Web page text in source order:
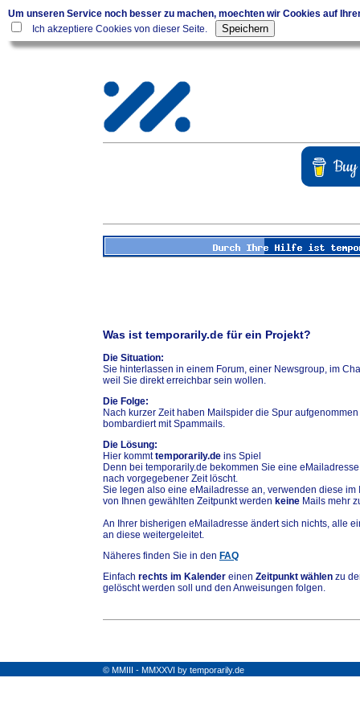
Um unseren Service noch besser zu machen, moechten wir Cookies auf
Ich akzeptiere Cookies von dieser Seite.
Was ist temporarily.de für ein Projekt?
Die Situation:
Sie hinterlassen in einem Forum, einer Newsgroup, im
weil Sie direkt erreichbar sein wollen.
Die Folge:
Nach kurzer Zeit haben Mailspider die Spur
bombardiert mit Spammails.
Die Lösung:
Hier kommttemporarily.de ins Spiel
Denn bei temporarily.de bekommen Sie eine
nach vorgegebener Zeit löscht.
Sie legen also eine eMailadresse an, verwenden diese im
von Ihnen gewählten Zeitpunkt werden keine Mails mehr
An Ihrer bisherigen eMailadresse ändert sich nichts, alle
an diese weitergeleitet.
Näheres finden Sie in den FAQ
Einfach rechts im Kalender einen Zeitpunkt wählen zu
gelöscht werden soll und den Anweisungen folgen.
© MMIII - MMXXVI by temporarily.de